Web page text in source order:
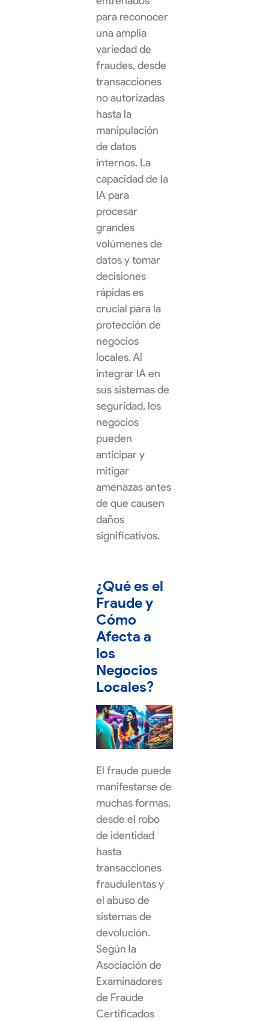
para reconocer
una amplia
variedad de
fraudes, desde
transacciones
no autorizadas
hasta la
manipulación
de datos
internos. La
capacidad de la
IA para
procesar
grandes
volúmenes de
datos y tomar
decisiones
rápidas es
crucial para la
protección de
negocios
locales. Al
integrar IA en
sus sistemas de
seguridad, los
negocios
pueden
anticipar y
mitigar
amenazas antes
de que causen
daños
significativos.
¿Qué es el
Fraude y
Cómo
Afecta a
los
Negocios
Locales?
El fraude puede
manifestarse de
muchas formas,
desde el robo
de identidad
hasta
transacciones
fraudulentas y
el abuso de
sistemas de
devolución.
Según la
Asociación de
Examinadores
de Fraude
Certificados